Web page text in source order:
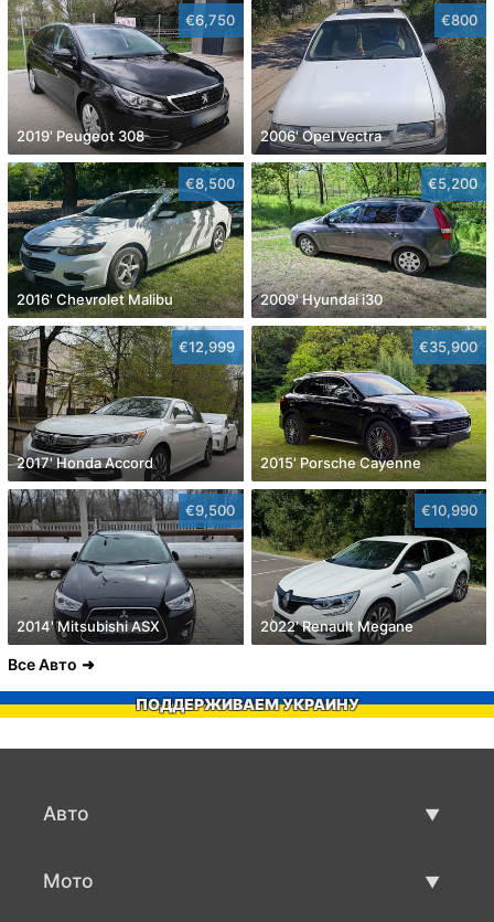
€6,750
2019' Peugeot 308
€800
2006' Opel Vectra
€8,500
2016' Chevrolet Malibu
€5,200
2009' Hyundai i30
€12,999
2017' Honda Accord
€35,900
2015' Porsche Cayenne
€9,500
2014' Mitsubishi ASX
€10,990
2022' Renault Megane
Все Авто
ПОДДЕРЖИВАЕМ УКРАИНУ
Авто
Мото